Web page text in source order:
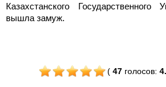
Казахстанского
вышла замуж.
( 47 голосов: